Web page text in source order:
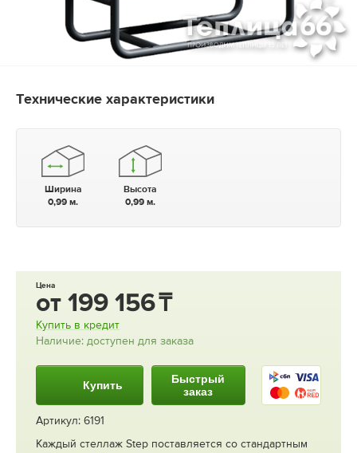
Технические характеристики
Ширина
0,99 м.
Высота
0,99 м.
Цена
от 199 156
Купить в кредит
Наличие: доступен для заказа
Купить
Быстрый
заказ
Артикул: 6191
Каждый стеллаж Step поставляется со стандартным